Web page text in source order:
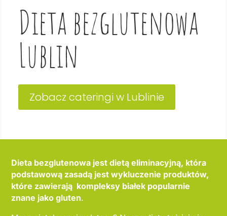
Dieta bezglutenowa
Lublin
Zobacz cateringi w Lublinie
Dieta bezglutenowa jest dietą eliminacyjną, która
podstawową zasadą jest wykluczenie produktów,
które zawierają kompleksy białek popularnie
znane jako gluten.